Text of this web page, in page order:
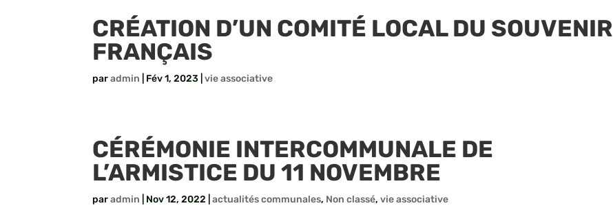
CRÉATION D’UN COMITÉ LOCAL DU SOUVENIR
FRANÇAIS
paradmin Fév 1, 2023 |vie associative
CÉRÉMONIE INTERCOMMUNALE DE
L’ARMISTICE DU 11 NOVEMBRE
paradmin Nov 12, 2022 |actualités communales, Non classé,vie associative